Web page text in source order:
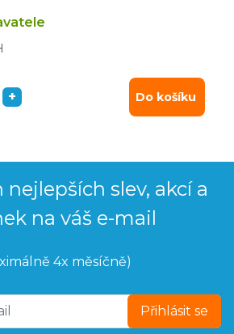
+ Do košíku
slev, akcí a
na váš e-mail
4x měsíčně)
Přihlásit se